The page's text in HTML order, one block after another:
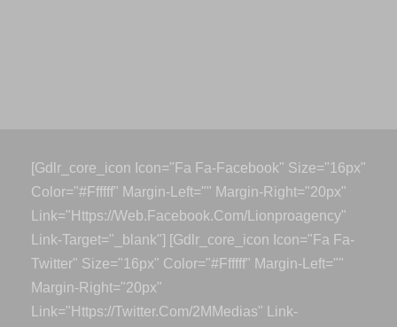
[gdlr_core_icon Icon="fa Fa-Facebook" Size="16px"
Color="#ffffff" Margin-Left="" Margin-Right="20px"
Link="https://web.facebook.com/lionproagency"
Link-Target="_blank"] [gdlr_core_icon Icon="fa Fa-
Twitter" Size="16px" Color="#ffffff" Margin-Left=""
Margin-Right="20px"
Link="https://twitter.com/2MMedias" Link-